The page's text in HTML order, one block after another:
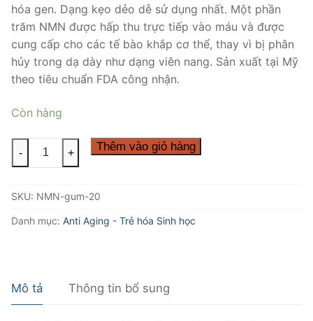
hóa gen. Dạng kẹo dẻo dễ sử dụng nhất. Một phần
trăm NMN được hấp thu trực tiếp vào máu và được
cung cấp cho các tế bào khắp cơ thể, thay vì bị phân
hủy trong dạ dày như dạng viên nang. Sản xuất tại Mỹ
theo tiêu chuẩn FDA công nhận.
Còn hàng
- + Thêm vào giỏ hàng
SKU: NMN-gum-20
Danh mục: Anti Aging - Trẻ hóa Sinh học
Mô tả Thông tin bổ sung